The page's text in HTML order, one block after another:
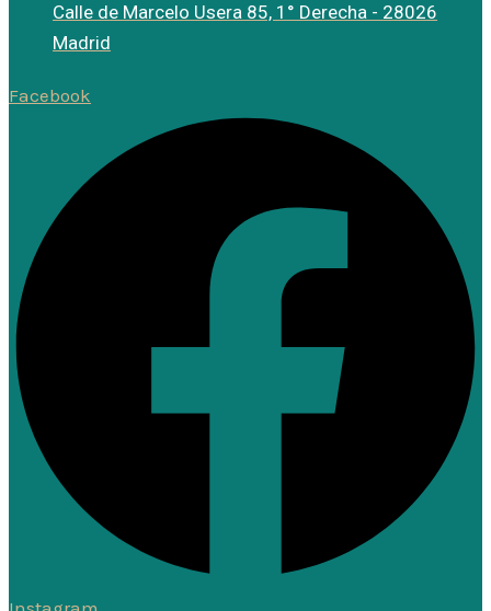
Calle de Marcelo Usera 85, 1° Derecha - 28026
Madrid
Facebook